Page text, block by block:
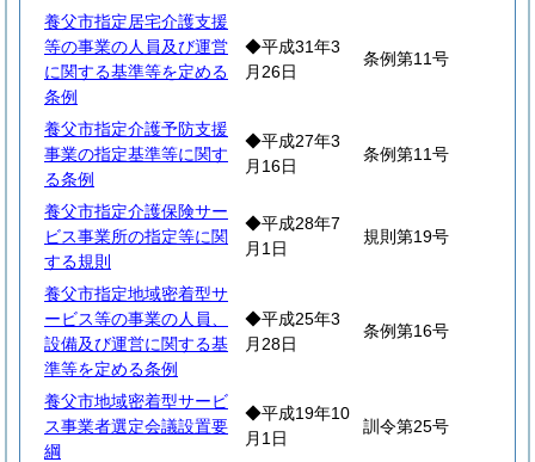
養父市指定居宅介護支援
等の事業の人員及び運営
に関する基準等を定める
条例
◆平成31年3
月26日
条例第11号
養父市指定介護予防支援
事業の指定基準等に関す
る条例
◆平成27年3
月16日
条例第11号
養父市指定介護保険サー
ビス事業所の指定等に関
する規則
◆平成28年7
月1日
規則第19号
養父市指定地域密着型サ
ービス等の事業の人員、
設備及び運営に関する基
準等を定める条例
◆平成25年3
月28日
条例第16号
養父市地域密着型サービ
ス事業者選定会議設置要
綱
◆平成19年10
月1日
訓令第25号